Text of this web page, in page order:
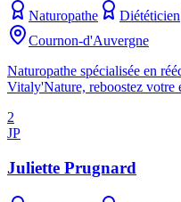
Naturopathe Diététicien
Cournon-d'Auvergne
Naturopathe spécialisée en
Vitaly'Nature, reboostez votre
2
JP
Juliette Prugnard